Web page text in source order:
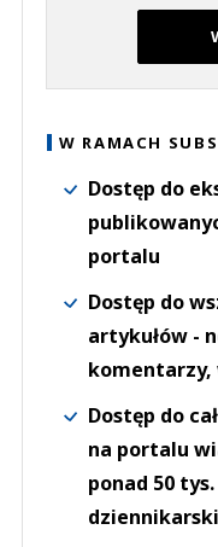
W RAMACH
Dostęp do
portalu
Dostęp do
artykułów -
Dostęp do
na portalu
ponad 50